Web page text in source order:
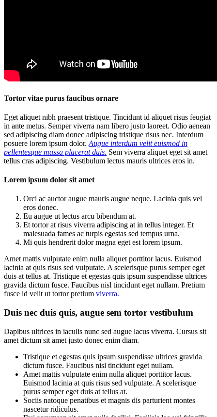
Tortor vitae purus faucibus ornare
Eget aliquet nibh praesent tristique. Tincidunt id aliquet risus feugiat
in ante metus. Semper viverra nam libero justo laoreet. Odio aenean
sed adipiscing diam donec adipiscing tristique risus nec. Interdum
posuere lorem ipsum dolor. Augue interdum velit euismod in
pellentesque massa placerat duis. Sem viverra aliquet eget sit amet
tellus cras adipiscing. Vestibulum lectus mauris ultrices eros in.
Lorem ipsum dolor sit amet
Orci ac auctor augue mauris augue neque. Lacinia quis vel
eros donec.
Eu augue ut lectus arcu bibendum at.
Et tortor at risus viverra adipiscing at in tellus integer. Et
malesuada fames ac turpis egestas sed tempus urna.
Mi quis hendrerit dolor magna eget est lorem ipsum.
Amet mattis vulputate enim nulla aliquet porttitor lacus. Euismod
lacinia at quis risus sed vulputate. A scelerisque purus semper eget
duis at tellus at. Tristique et egestas quis ipsum suspendisse ultrices
gravida dictum fusce. Faucibus nisl tincidunt eget nullam. Pretium
fusce id velit ut tortor pretium viverra.
Duis nec duis quis, augue sem tortor vestibulum
Dapibus ultrices in iaculis nunc sed augue lacus viverra. Cursus sit
amet dictum sit amet justo donec enim diam.
Tristique et egestas quis ipsum suspendisse ultrices gravida
dictum fusce. Faucibus nisl tincidunt eget nullam.
Amet mattis vulputate enim nulla aliquet porttitor lacus.
Euismod lacinia at quis risus sed vulputate. A scelerisque
purus semper eget duis at tellus at.
Sociis natoque penatibus et magnis dis parturient montes
nascetur ridiculus.